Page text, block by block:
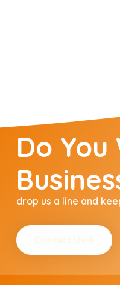
Do
drop us a line and